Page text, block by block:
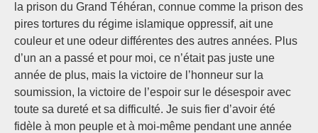
la prison du Grand Téhéran, connue comme la prison des
pires tortures du régime islamique oppressif, ait une
couleur et une odeur différentes des autres années. Plus
d’un an a passé et pour moi, ce n’était pas juste une
année de plus, mais la victoire de l’honneur sur la
soumission, la victoire de l’espoir sur le désespoir avec
toute sa dureté et sa difficulté. Je suis fier d’avoir été
fidèle à mon peuple et à moi-même pendant une année